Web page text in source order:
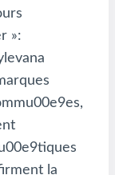
»:
la